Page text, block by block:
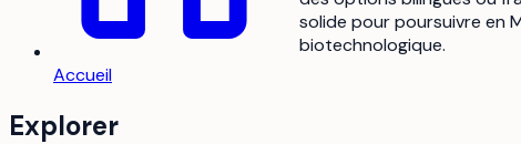
Accueil
Explorer
solide pour poursuivre en
biotechnologique.